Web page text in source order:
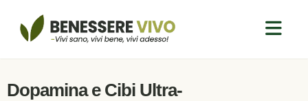
Dopamina e Cibi Ultra-